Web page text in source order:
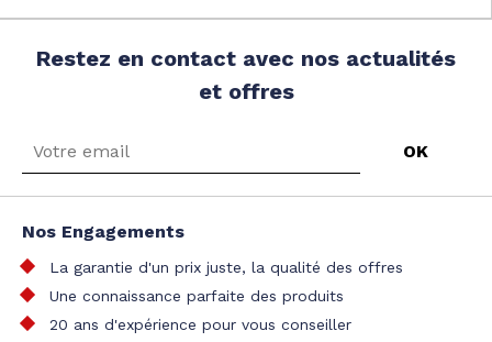
Restez en contact avec nos actualités
et offres
Nos Engagements
La garantie d'un prix juste, la qualité des offres
Une connaissance parfaite des produits
20 ans d'expérience pour vous conseiller